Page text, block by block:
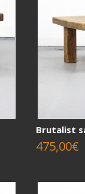
Brutalist
475,00€